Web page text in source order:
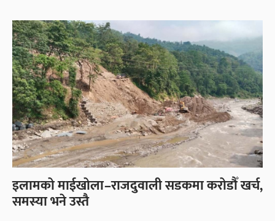
इलामको माईखोला–राजदुवाली सडकमा करोडौँ खर्च,
समस्या भने उस्तै